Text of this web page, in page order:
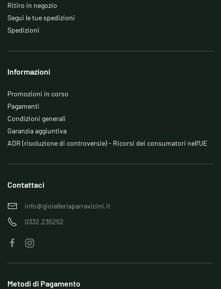
Ritiro in negozio
Segui le tue spedizioni
Spedizioni
Informazioni
Promozioni in corso
Pagamenti
Condizioni generali
Garanzia aggiuntiva
ADR (risoluzione di controversie) - Ricorsi dei consumatori nell’UE
Contattaci
info@gioielleriaparravicini.it
0332.235252
Metodi di Pagamento